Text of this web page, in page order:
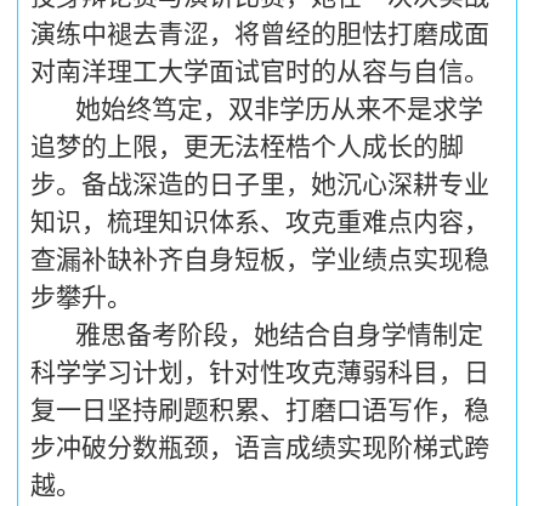
演练中褪去青涩，将曾经的胆怯打磨成面
对南洋理工大学面试官时的从容与自信。
她始终笃定，双非学历从来不是求学
追梦的上限，更无法桎梏个人成长的脚
步。备战深造的日子里，她沉心深耕专业
知识，梳理知识体系、攻克重难点内容，
查漏补缺补齐自身短板，学业绩点实现稳
步攀升。
雅思备考阶段，她结合自身学情制定
科学学习计划，针对性攻克薄弱科目，日
复一日坚持刷题积累、打磨口语写作，稳
步冲破分数瓶颈，语言成绩实现阶梯式跨
越。